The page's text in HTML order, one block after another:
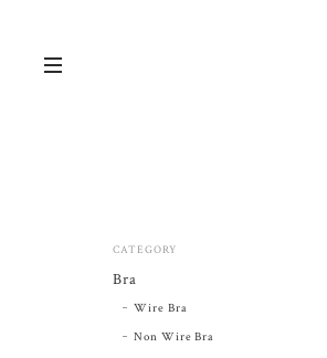
CATEGORY
Bra
Wire Bra
Non Wire Bra